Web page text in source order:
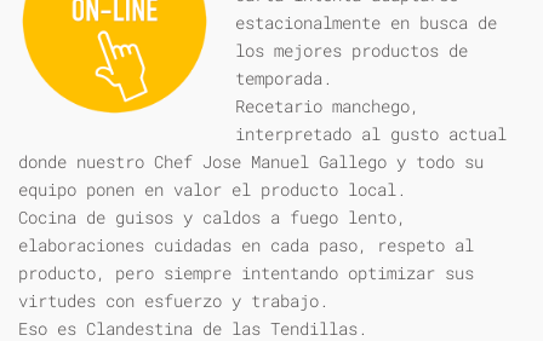
estacionalmente en busca de
los mejores productos de
temporada.
Recetario manchego,
interpretado al gusto actual
donde nuestro Chef Jose Manuel Gallego y todo su
equipo ponen en valor el producto local.
Cocina de guisos y caldos a fuego lento,
elaboraciones cuidadas en cada paso, respeto al
producto, pero siempre intentando optimizar sus
virtudes con esfuerzo y trabajo.
Eso es Clandestina de las Tendillas.